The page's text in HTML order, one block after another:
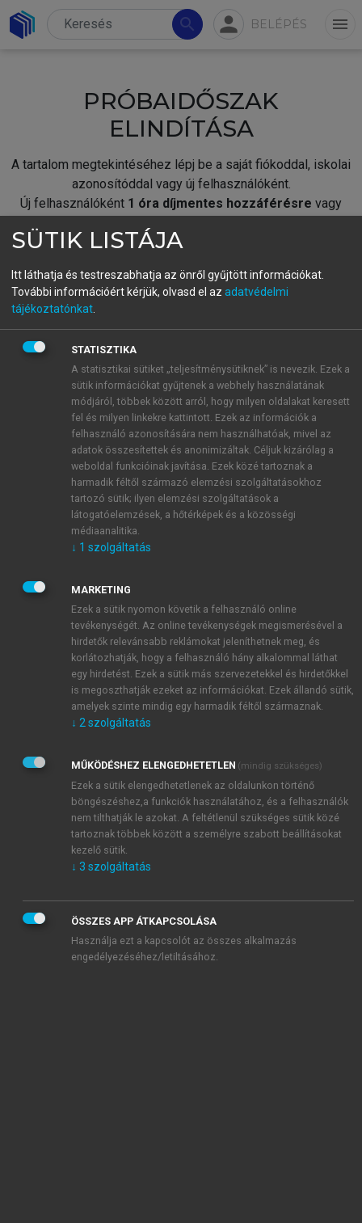
search person BELÉPÉS menu
PRÓBAIDŐSZAK
ELINDÍTÁSA
A tartalom megtekintéséhez lépj be a saját fiókoddal, iskolai
azonosítóddal vagy új felhasználóként.
Új felhasználóként 1 óra díjmentes hozzáférésre vagy
fiókoddal,vagy hozz létre új fiókot.
A regisztráció után apróbaidőszakautomatikusan
BELÉPÉS SAJÁT FIÓKKAL
ÚJ FIÓK LÉTREHOZÁSA
1 óra díjmentes hozzáférés
E-MAIL-CÍM
JELSZÓ
JELSZÓ ÚJRA
Kérek értesítést a MeRSZ újdonságairól, akcióiról.
Kérek értesítést az Akadémiai Kiadó Zrt. újdonságairól,
Adatkezelési tájékoztatóbanfoglaltakat tudomásul
veszem és elfogadom.
Általános vásárlási feltételeket, valamint a szotar.netés a
mersz.huoldalak licencszerződéseiben foglaltakat
tudomásul veszem és elfogadom.
KIPRÓBÁLOM
SÜTIK LISTÁJA
Itt láthatja és testreszabhatja az önről gyűjtött információkat.
További információért kérjük, olvasd el az adatvédelmi
tájékoztatónkat
STATISZTIKA
A statisztikai sütiket „teljesítménysütiknek” is nevezik. Ezek a
sütik információkat gyűjtenek a webhely használatának
módjáról, többek között arról, hogy milyen oldalakat keresett
fel és milyen linkekre kattintott. Ezek az információk a
felhasználó azonosítására nem használhatóak, mivel az
adatok összesítettek és anonimizáltak. Céljuk kizárólag a
weboldal funkcióinak javítása. Ezek közé tartoznak a
harmadik féltől származó elemzési szolgáltatásokhoz
tartozó sütik; ilyen elemzési szolgáltatások a
látogatóelemzések, a hőtérképek és a közösségi
médiaanalitika.
↓ 1 szolgáltatás
MARKETING
Ezek a sütik nyomon követik a felhasználó online
tevékenységét. Az online tevékenységek megismerésével a
hirdetők relevánsabb reklámokat jeleníthetnek meg, és
korlátozhatják, hogy a felhasználó hány alkalommal láthat
egy hirdetést. Ezek a sütik más szervezetekkel és hirdetőkkel
is megoszthatják ezeket az információkat. Ezek állandó sütik,
amelyek szinte mindig egy harmadik féltől származnak.
↓ 2 szolgáltatás
MŰKÖDÉSHEZ ELENGEDHETETLEN (mindig szükséges)
Ezek a sütik elengedhetetlenek az oldalunkon történő
böngészéshez,a funkciók használatához, és a felhasználók
nem tilthatják le azokat. A feltétlenül szükséges sütik közé
tartoznak többek között a személyre szabott beállításokat
kezelő sütik.
↓ 3 szolgáltatás
ÖSSZES APP ÁTKAPCSOLÁSA
Használja ezt a kapcsolót az összes alkalmazás
engedélyezéséhez/letiltásához.